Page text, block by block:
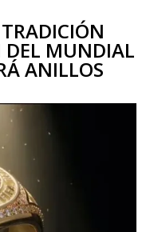
DEL MUNDIAL
ANILLOS